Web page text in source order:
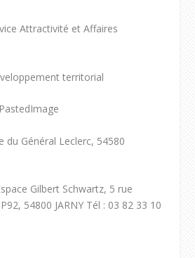
Attractivité et Affaires
territorial
du Général Leclerc, 54580
Gilbert Schwartz, 5 rue
54800 JARNY Tél : 03 82 33 10